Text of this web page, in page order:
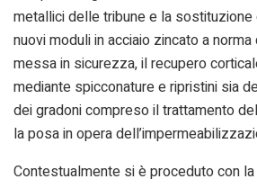
metallici delle tribune e la
nuovi moduli in acciaio zincato a
messa in sicurezza, il recupero
mediante spicconature e ripristini sia
dei gradoni compreso il trattamento
la posa in opera
Contestualmente si è proceduto con